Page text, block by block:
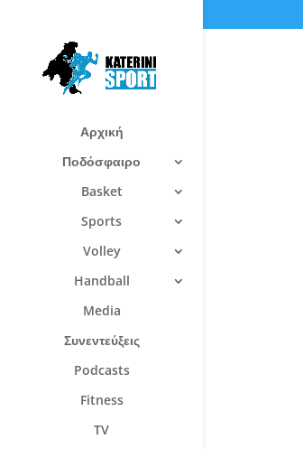
Αρχική
Ποδόσφαιρο
Basket
Sports
Volley
Handball
Media
Συνεντεύξεις
Podcasts
Fitness
TV